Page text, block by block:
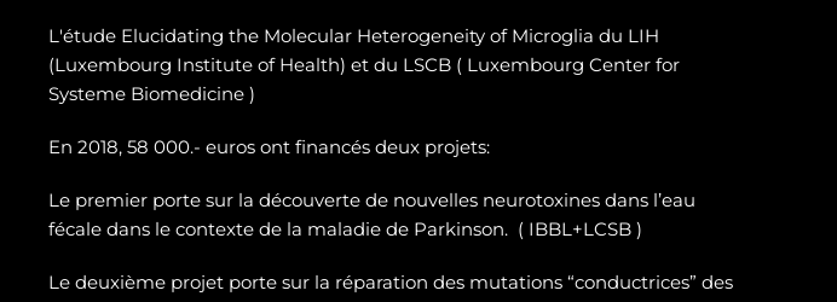
L'étude Elucidating the Molecular Heterogeneity of Microglia du LIH
(Luxembourg Institute of Health) et du LSCB ( Luxembourg Center for
Systeme Biomedicine )
En 2018, 58 000.- euros ont financés deux projets:
Le premier porte sur la découverte de nouvelles neurotoxines dans l’eau
fécale dans le contexte de la maladie de Parkinson. ( IBBL+LCSB )
Le deuxième projet porte sur la réparation des mutations “conductrices” des